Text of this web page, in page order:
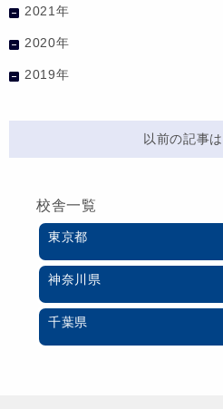
2021年
2020年
2019年
以前の記事
校舎一覧
東京都
神奈川県
千葉県